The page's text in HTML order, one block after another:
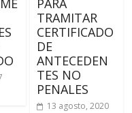
TRAMITAR
CERTIFICADO
DE
ANTECEDEN
TES NO
PENALES
13 agosto, 2020